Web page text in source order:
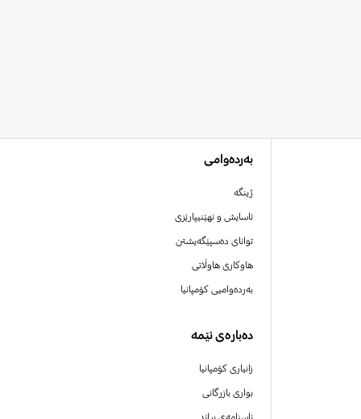
بەردەوامی
ژینگە
ئاسایش و نهێنیپارێزی
توانای دەسپێگەیشتن
هاوکاری هاوڵاتی
بەردەوامیی کۆمپانیا
دەبارەی ئێمە
زانیاری کۆمپانیا
بواری بازرگانی